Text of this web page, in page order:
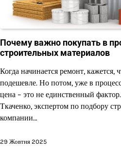
Почему важно покупать в
строительных материалов
Когда начинается ремонт, кажется,
подешевле. Но потом, уже в
цена – это не единственный
Ткаченко, экспертом по подбору
компании…
29 Жовтня 2025